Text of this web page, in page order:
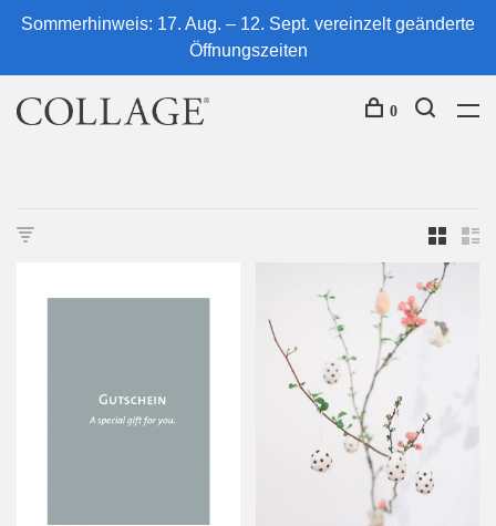
Sommerhinweis: 17. Aug. – 12. Sept. vereinzelt geänderte
Öffnungszeiten
0